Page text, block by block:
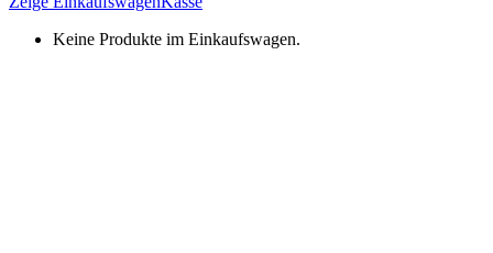
Keine Produkte im Einkaufswagen.